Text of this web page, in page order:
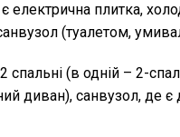
є електрична плитка,
(туалетом,
спальні (в одній – 2-
диван), санвузол, де